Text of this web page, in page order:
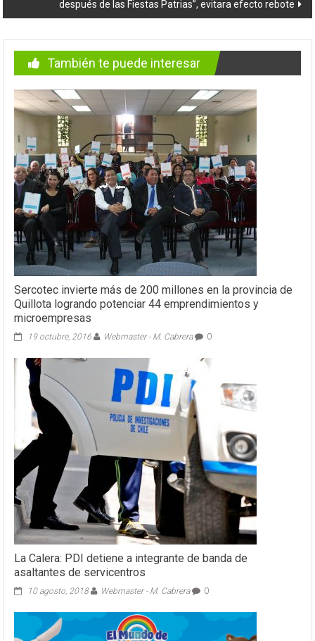
después de las Fiestas Patrias”, evitara efecto rebote
También te puede interesar
Sercotec invierte más de 200 millones en la provincia de
Quillota logrando potenciar 44 emprendimientos y
microempresas
19 octubre, 2016 Webmaster - M. Cabrera 0
La Calera: PDI detiene a integrante de banda de
asaltantes de servicentros
10 agosto, 2018 Webmaster - M. Cabrera 0